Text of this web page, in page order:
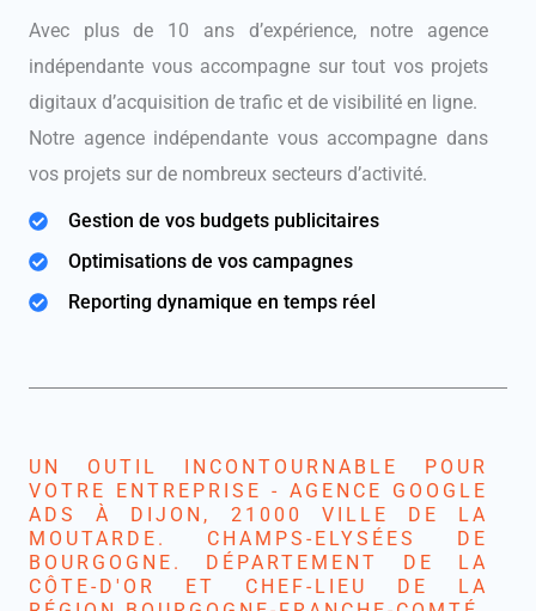
Avec plus de 10 ans d’expérience, notre agence
indépendante vous accompagne sur tout vos projets
digitaux d’acquisition de trafic et de visibilité en ligne.
Notre agence indépendante vous accompagne dans
vos projets sur de nombreux secteurs d’activité.
Gestion de vos budgets publicitaires
Optimisations de vos campagnes
Reporting dynamique en temps réel
UN OUTIL INCONTOURNABLE POUR
VOTRE ENTREPRISE - AGENCE GOOGLE
ADS À DIJON, 21000 VILLE DE LA
MOUTARDE. CHAMPS-ELYSÉES DE
BOURGOGNE. DÉPARTEMENT DE LA
CÔTE-D'OR ET CHEF-LIEU DE LA